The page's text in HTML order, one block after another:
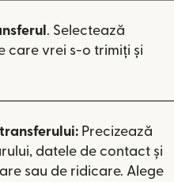
. Selectează
care vrei s-o trimiți și
Precizează
datele de contact și
sau de ridicare. Alege